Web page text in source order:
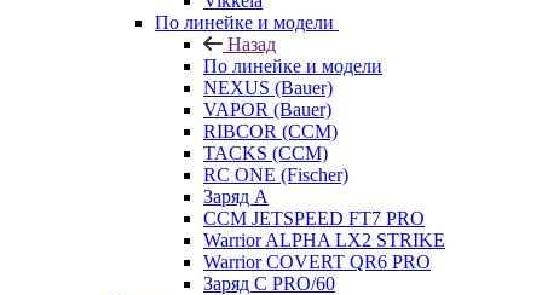
По линейке и модели
Назад
По линейке и модели
NEXUS (Bauer)
VAPOR (Bauer)
RIBCOR (CCM)
TACKS (CCM)
RC ONE (Fischer)
Заряд А
CCM JETSPEED FT7 PRO
Warrior ALPHA LX2 STRIKE
Warrior COVERT QR6 PRO
Заряд С PRO/60